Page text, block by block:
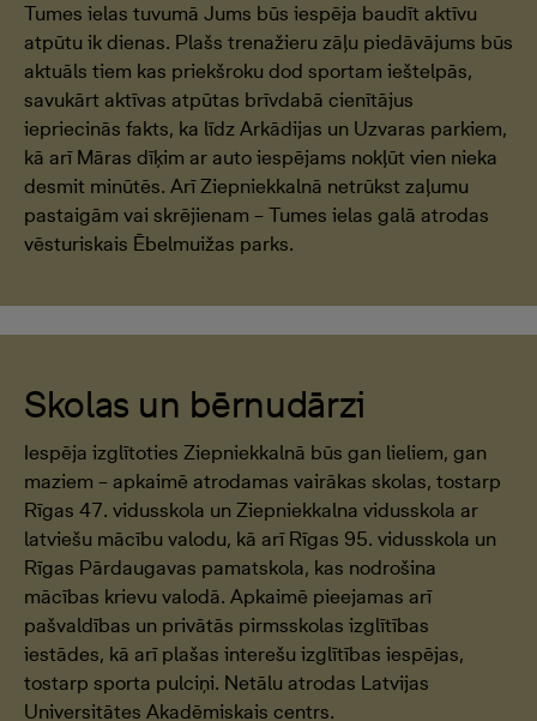
Tumes ielas tuvumā Jums būs iespēja baudīt aktīvu
atpūtu ik dienas. Plašs trenažieru zāļu piedāvājums būs
aktuāls tiem kas priekšroku dod sportam ieštelpās,
savukārt aktīvas atpūtas brīvdabā cienītājus
iepriecinās fakts, ka līdz Arkādijas un Uzvaras parkiem,
kā arī Māras dīķim ar auto iespējams nokļūt vien nieka
desmit minūtēs. Arī Ziepniekkalnā netrūkst zaļumu
pastaigām vai skrējienam – Tumes ielas galā atrodas
vēsturiskais Ēbelmuižas parks.
Skolas un bērnudārzi
Iespēja izglītoties Ziepniekkalnā būs gan lieliem, gan
maziem – apkaimē atrodamas vairākas skolas, tostarp
Rīgas 47. vidusskola un Ziepniekkalna vidusskola ar
latviešu mācību valodu, kā arī Rīgas 95. vidusskola un
Rīgas Pārdaugavas pamatskola, kas nodrošina
mācības krievu valodā. Apkaimē pieejamas arī
pašvaldības un privātās pirmsskolas izglītības
iestādes, kā arī plašas interešu izglītības iespējas,
tostarp sporta pulciņi. Netālu atrodas Latvijas
Universitātes Akadēmiskais centrs.